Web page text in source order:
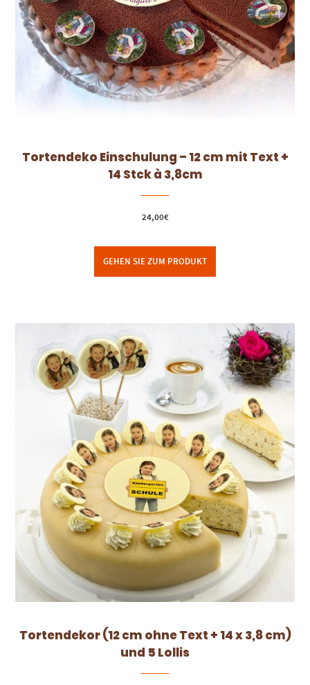
Tortendeko Einschulung – 12 cm mit Text +
14 Stck à 3,8cm
24,00€
GEHEN SIE ZUM PRODUKT
Tortendekor (12 cm ohne Text + 14 x 3,8 cm)
und 5 Lollis